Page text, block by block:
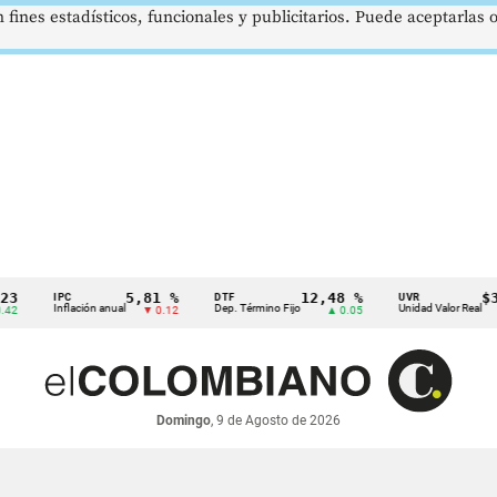
IPC
Inflación anual
5,81 %
▼ 0.12
DTF
Dep. Término Fijo
12,48 %
▲ 0.05
UVR
Unidad Valor Real ▲
Domingo, 9 de Agosto de 2026
estadísticos, funcionales y publicitarios. Puede aceptarlas